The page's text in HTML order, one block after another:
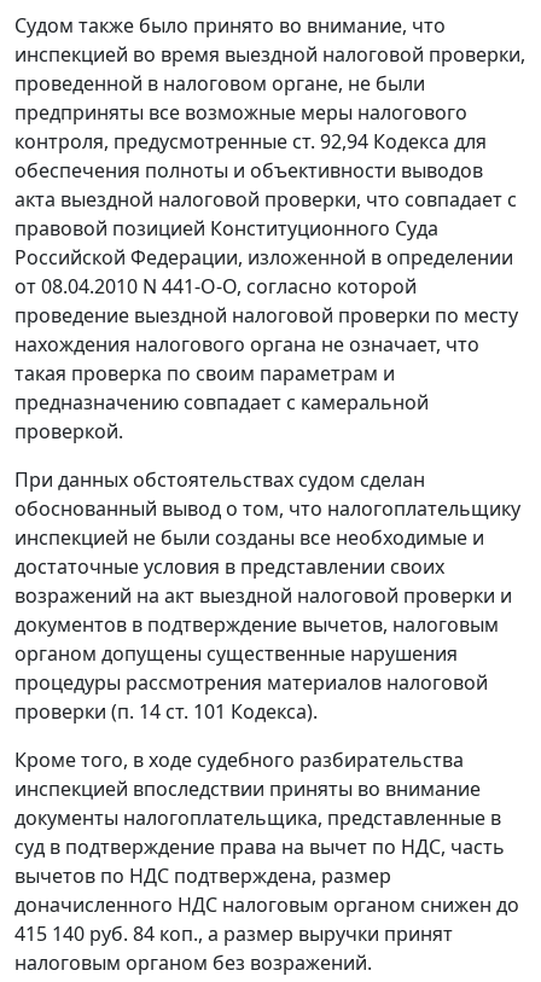
Судом также было принято во внимание, что
инспекцией во время выездной налоговой проверки,
проведенной в налоговом органе, не были
предприняты все возможные меры налогового
контроля, предусмотренные ст. 92,94 Кодекса для
обеспечения полноты и объективности выводов
акта выездной налоговой проверки, что совпадает с
правовой позицией Конституционного Суда
Российской Федерации, изложенной в определении
от 08.04.2010 N 441-О-О, согласно которой
проведение выездной налоговой проверки по месту
нахождения налогового органа не означает, что
такая проверка по своим параметрам и
предназначению совпадает с камеральной
проверкой.
При данных обстоятельствах судом сделан
обоснованный вывод о том, что налогоплательщику
инспекцией не были созданы все необходимые и
достаточные условия в представлении своих
возражений на акт выездной налоговой проверки и
документов в подтверждение вычетов, налоговым
органом допущены существенные нарушения
процедуры рассмотрения материалов налоговой
проверки (п. 14 ст. 101 Кодекса).
Кроме того, в ходе судебного разбирательства
инспекцией впоследствии приняты во внимание
документы налогоплательщика, представленные в
суд в подтверждение права на вычет по НДС, часть
вычетов по НДС подтверждена, размер
доначисленного НДС налоговым органом снижен до
415 140 руб. 84 коп., а размер выручки принят
налоговым органом без возражений.